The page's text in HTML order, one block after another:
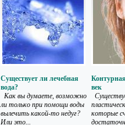
Существует ли лечебная
вода?
Как вы думаете, возможно
ли только при помощи воды
вылечить какой-то недуг?
Или это...
век
которые